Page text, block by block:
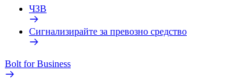
ЧЗВ
Сигнализирайте за превозно средство
Bolt for Business